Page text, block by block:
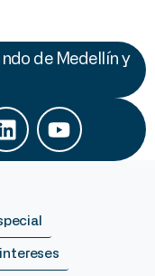
de Medellín y